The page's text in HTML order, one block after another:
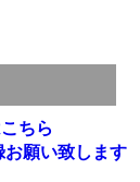
ちら
願い致します